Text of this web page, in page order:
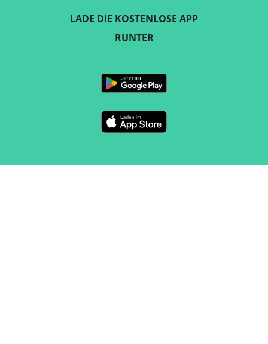
LADE DIE KOSTENLOSE APP
RUNTER